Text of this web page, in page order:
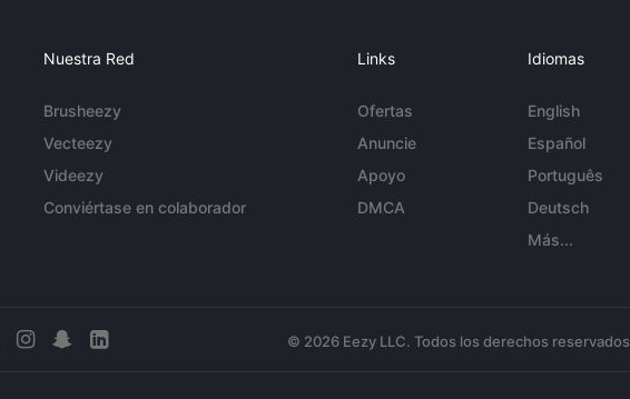
Nuestra Red
Brusheezy
Vecteezy
Videezy
Conviértase en colaborador
Links
Ofertas
Anuncie
Apoyo
DMCA
Idiomas
English
Español
Português
Deutsch
Más...
© 2026 Eezy LLC. Todos los derechos reservados